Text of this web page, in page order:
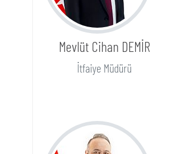
Mevlüt Cihan DEMİR
İtfaiye Müdürü